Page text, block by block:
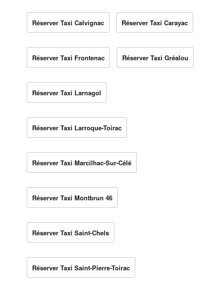
Réserver Taxi Calvignac Réserver Taxi Carayac
Réserver Taxi Frontenac Réserver Taxi Gréalou
Réserver Taxi Larnagol
Réserver Taxi Larroque-Toirac
Réserver Taxi Marcilhac-Sur-Célé
Réserver Taxi Montbrun 46
Réserver Taxi Saint-Chels
Réserver Taxi Saint-Pierre-Toirac